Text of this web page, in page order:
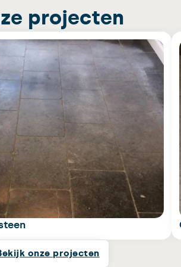
projecten
onze projecten